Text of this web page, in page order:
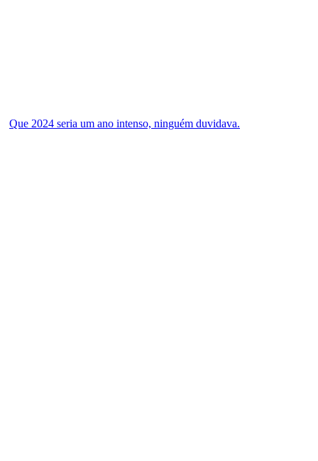
Que 2024 seria um ano intenso, ninguém duvidava.